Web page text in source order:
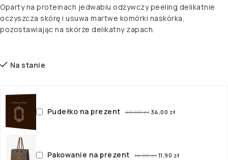
Oparty na proteinach jedwabiu odżywczy peeling delikatnie
oczyszcza skórę i usuwa martwe komórki naskórka,
pozostawiając na skórze delikatny zapach.
Na stanie
Pudełko na prezent 40,00zł 34,00 zł
Pakowanie na prezent 14,00zł 11,90 zł